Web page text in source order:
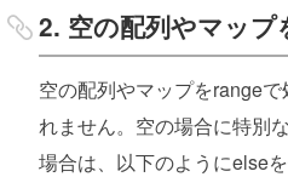
2. 空の配列やマップ
空の配列やマップをrange
れません。空の場合に特別
場合は、以下のようにelse